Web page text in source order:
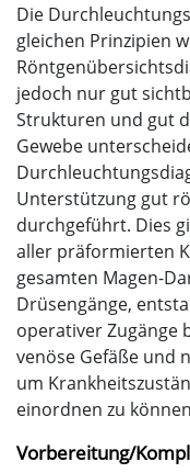
Die
gleichen Prinzipien
jedoch nur gut
Strukturen und gut
Gewebe
Unterstützung gut
durchgeführt. Dies
aller präformierten
gesamten Magen-
Drüsengänge,
operativer Zugänge
venöse Gefäße und
um
einordnen zu
Vorbereitung/